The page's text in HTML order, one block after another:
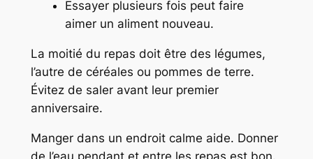
Essayer plusieurs fois peut faire
aimer un aliment nouveau.
La moitié du repas doit être des légumes,
l’autre de céréales ou pommes de terre.
Évitez de saler avant leur premier
anniversaire.
Manger dans un endroit calme aide. Donner
de l’eau pendant et entre les repas est bon.